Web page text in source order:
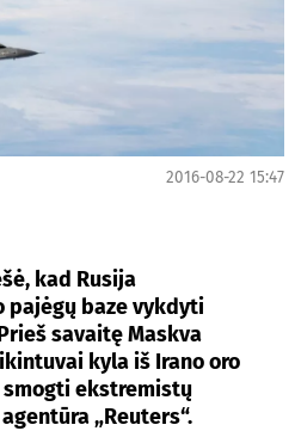
2016-08-22 15:47
kad Rusija
pajėgų baze vykdyti
savaitę Maskva
kyla iš Irano oro
ekstremistų
„Reuters“.